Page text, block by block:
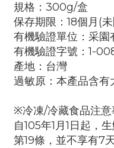
規格：300g/盒
保存期限：18個月(
有機驗證單位：采園
有機驗證字號：1-
產地：台灣
過敏原：本產品含有
※冷凍/冷藏食品注意
自105年1月1日起，
第19條，並不享有7